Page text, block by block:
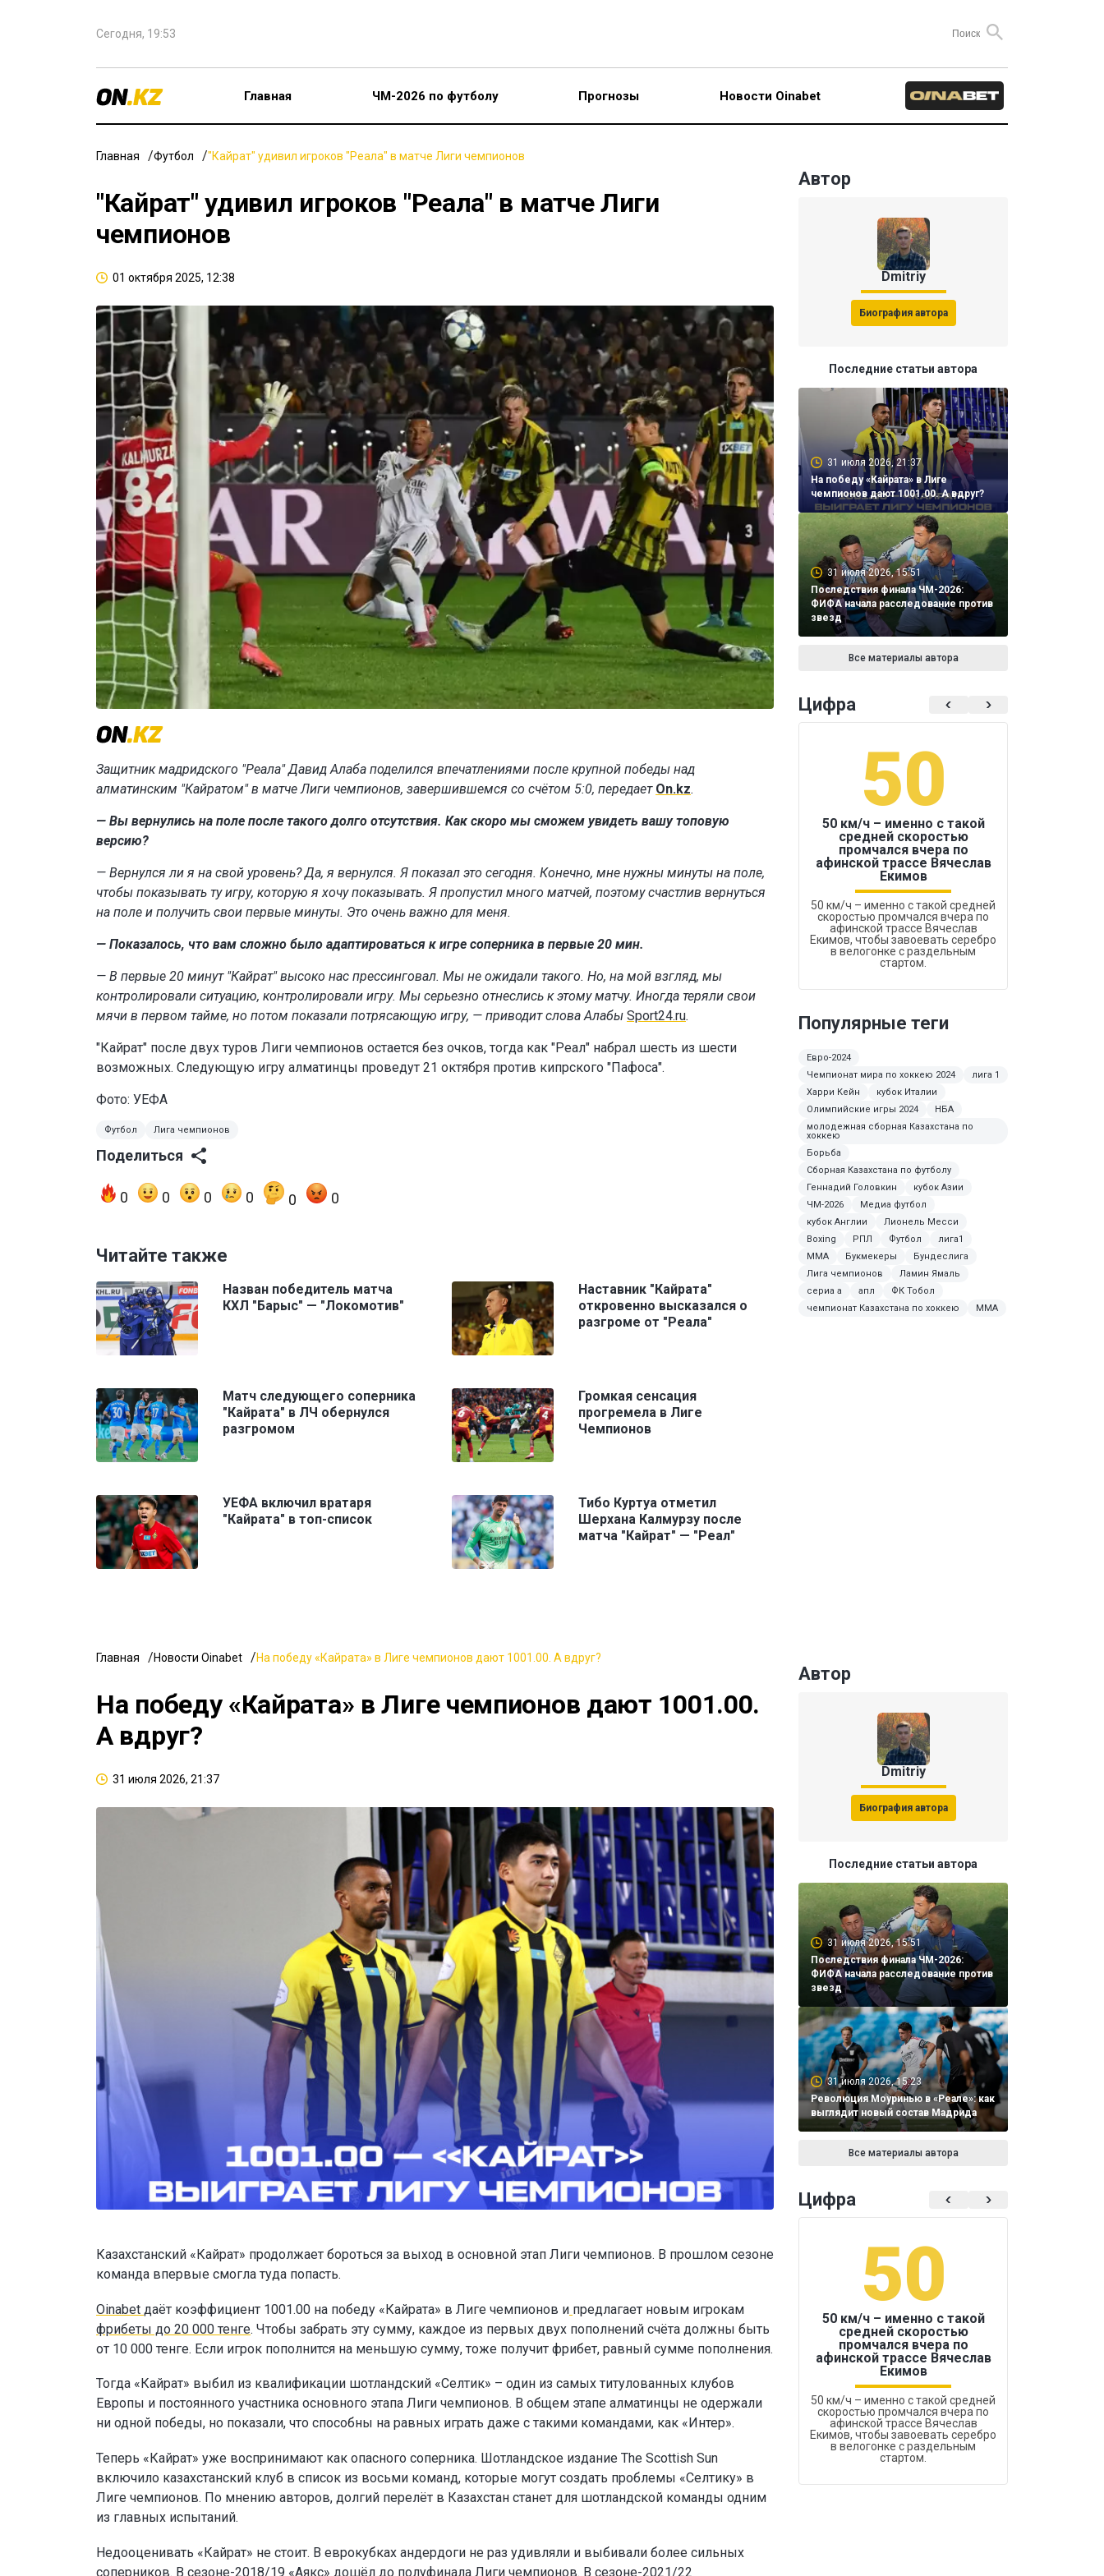
Сегодня, 19:53
Главная ЧМ-2026 по футболу Прогнозы Новости Oinabet
Главная Футбол "Кайрат" удивил игроков "Реала" в матче Лиги чемпионов
"Кайрат" удивил игроков "Реала" в матче Лиги
чемпионов
01 октября 2025, 12:38
Защитник мадридского "Реала" Давид Алаба поделился впечатлениями после крупной победы над
алматинским "Кайратом" в матче Лиги чемпионов, завершившемся со счётом 5:0, передает On.kz.
— Вы вернулись на поле после такого долго отсутствия. Как скоро мы сможем увидеть вашу топовую
версию?
— Вернулся ли я на свой уровень? Да, я вернулся. Я показал это сегодня. Конечно, мне нужны минуты на поле,
чтобы показывать ту игру, которую я хочу показывать. Я пропустил много матчей, поэтому счастлив вернуться
на поле и получить свои первые минуты. Это очень важно для меня.
— Показалось, что вам сложно было адаптироваться к игре соперника в первые 20 мин.
— В первые 20 минут "Кайрат" высоко нас прессинговал. Мы не ожидали такого. Но, на мой взгляд, мы
контролировали ситуацию, контролировали игру. Мы серьезно отнеслись к этому матчу. Иногда теряли свои
мячи в первом тайме, но потом показали потрясающую игру, — приводит слова Алабы Sport24.ru.
"Кайрат" после двух туров Лиги чемпионов остается без очков, тогда как "Реал" набрал шесть из шести
возможных. Следующую игру алматинцы проведут 21 октября против кипрского "Пафоса".
Фото: УЕФА
Футбол Лига чемпионов
Поделиться
0 0 0 0 0 0
Читайте также
Назван победитель матча
КХЛ "Барыс" — "Локомотив"
Наставник "Кайрата"
откровенно высказался о
разгроме от "Реала"
Матч следующего соперника
"Кайрата" в ЛЧ обернулся
разгромом
Громкая сенсация
прогремела в Лиге
Чемпионов
УЕФА включил вратаря
"Кайрата" в топ-список
Тибо Куртуа отметил
Шерхана Калмурзу после
матча "Кайрат" — "Реал"
Автор
Dmitriy
Биография автора
Последние статьи автора
31 июля 2026, 21:37
На победу «Кайрата» в Лиге
чемпионов дают 1001.00. А вдруг?
31 июля 2026, 15:51
Последствия финала ЧМ-2026:
ФИФА начала расследование против
звезд
Все материалы автора
Цифра
50
50 км/ч – именно с такой
средней скоростью
промчался вчера по
афинской трассе Вячеслав
Екимов
50 км/ч – именно с такой средней
скоростью промчался вчера по
афинской трассе Вячеслав
Екимов, чтобы завоевать серебро
в велогонке с раздельным
стартом.
Популярные теги
Евро-2024
Чемпионат мира по хоккею 2024
лига 1
Харри Кейн
кубок Италии
Олимпийские игры 2024
НБА
молодежная сборная Казахстана по
хоккею
Борьба
Сборная Казахстана по футболу
Геннадий Головкин
кубок Азии
ЧМ-2026
Медиа футбол
кубок Англии
Лионель Месси
Boxing
РПЛ Футбол
лига1
ММА
Букмекеры
Бундеслига
Лига чемпионов
Ламин Ямаль
сериа а
апл
ФК Тобол
чемпионат Казахстана по хоккею
MMA
Главная Новости Oinabet На победу «Кайрата» в Лиге чемпионов дают 1001.00. А вдруг?
На победу «Кайрата» в Лиге чемпионов дают 1001.00.
А вдруг?
31 июля 2026, 21:37
Казахстанский «Кайрат» продолжает бороться за выход в основной этап Лиги чемпионов. В прошлом сезоне
команда впервые смогла туда попасть.
Oinabet даёт коэффициент 1001.00 на победу «Кайрата» в Лиге чемпионов и предлагает новым игрокам
фрибеты до 20 000 тенге. Чтобы забрать эту сумму, каждое из первых двух пополнений счёта должны быть
от 10 000 тенге. Если игрок пополнится на меньшую сумму, тоже получит фрибет, равный сумме пополнения.
Тогда «Кайрат» выбил из квалификации шотландский «Селтик» – один из самых титулованных клубов
Европы и постоянного участника основного этапа Лиги чемпионов. В общем этапе алматинцы не одержали
ни одной победы, но показали, что способны на равных играть даже с такими командами, как «Интер».
Теперь «Кайрат» уже воспринимают как опасного соперника. Шотландское издание The Scottish Sun
включило казахстанский клуб в список из восьми команд, которые могут создать проблемы «Селтику» в
Лиге чемпионов. По мнению авторов, долгий перелёт в Казахстан станет для шотландской команды одним
из главных испытаний.
Недооценивать «Кайрат» не стоит. В еврокубках андердоги не раз удивляли и выбивали более сильных
соперников. В сезоне-2018/19 «Аякс» дошёл до полуфинала Лиги чемпионов. В сезоне-2021/22
Автор
Dmitriy
Биография автора
Последние статьи автора
31 июля 2026, 15:51
Последствия финала ЧМ-2026:
ФИФА начала расследование против
звезд
31 июля 2026, 15:23
Революция Моуринью в «Реале»: как
выглядит новый состав Мадрида
Все материалы автора
Цифра
50
50 км/ч – именно с такой
средней скоростью
промчался вчера по
афинской трассе Вячеслав
Екимов
50 км/ч – именно с такой средней
скоростью промчался вчера по
афинской трассе Вячеслав
Екимов, чтобы завоевать серебро
в велогонке с раздельным
стартом.